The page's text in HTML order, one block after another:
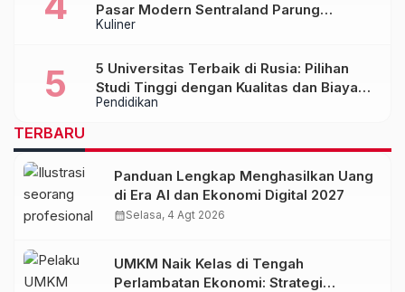
Kuliner
Pasar Modern Sentraland Parung
Panjang, Hadirkan Sambal Rempah
Pendidikan
5 Universitas Terbaik di Rusia: Pilihan
Studi Tinggi dengan Kualitas dan Biaya
Terjangkau
TERBARU
Panduan Lengkap Menghasilkan Uang
di Era AI dan Ekonomi Digital 2027
calendar_monthSelasa, 4 Agt 2026
UMKM Naik Kelas di Tengah
Perlambatan Ekonomi: Strategi